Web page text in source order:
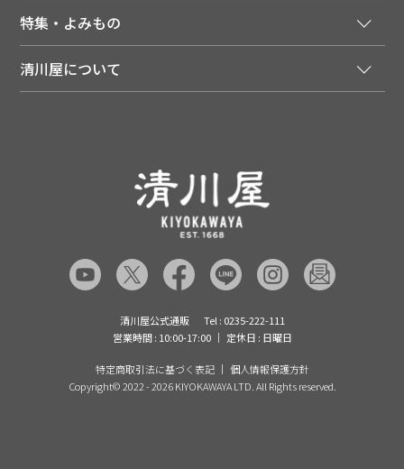
送料について
配達日について
返品について
よくあるご質問（FAQ）
あんしんの品質保証について（産直品）
品質保証について（通常品）
店舗・ECポイント共通アプリ
LINEお友だち登録
会員特典について
注文履歴
特集・よみもの
メディア掲載商品
清川屋のレビューを見る
清川屋について
清川屋公式通販
Tel : 0235-222-111
営業時間 : 10:00-17:00
定休日 : 日曜日
特定商取引法に基づく表記
個人情報保護方針
Copyright©2022 - 2026 KIYOKAWAYA LTD. All Rights reserved.